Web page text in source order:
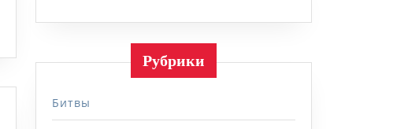
Рубрики
Битвы